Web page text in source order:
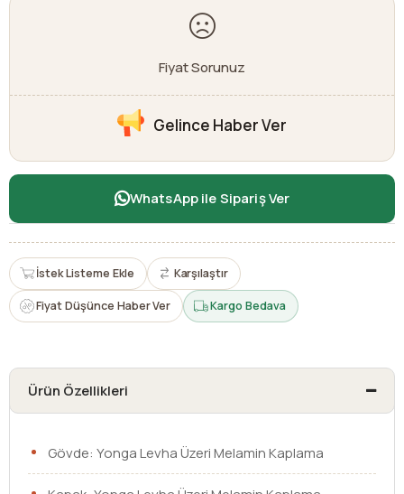
Fiyat Sorunuz
Gelince Haber Ver
WhatsApp ile Sipariş Ver
İstek Listeme Ekle Karşılaştır
Fiyat Düşünce Haber Ver Kargo Bedava
Ürün Özellikleri
Gövde: Yonga Levha Üzeri Melamin Kaplama